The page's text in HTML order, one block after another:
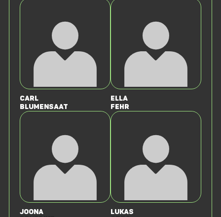
Carl
Blumensaat
Ella
Fehr
Joona
Lukas